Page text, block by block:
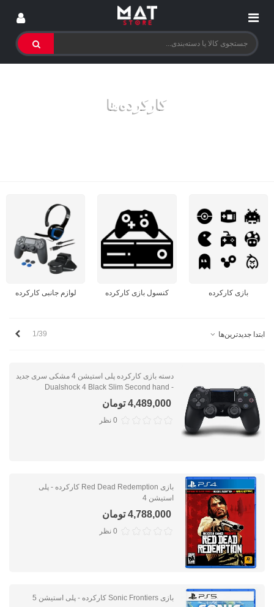
کارکرده‌‌ها
بازی کارکرده کنسول بازی کارکرده لوازم جانبی کارکرده
ابتدا جدیدترین‌ها 1/39
دسته بازی کارکرده پلی استیشن 4 مشکی سری جدید
- Dualshock 4 Black Slim Second hand
4,489,000 تومان
0 نظر
بازی Red Dead Redemption کارکرده - پلی
استیشن 4
4,788,000 تومان
0 نظر
بازی Sonic Frontiers کارکرده - پلی استیشن 5